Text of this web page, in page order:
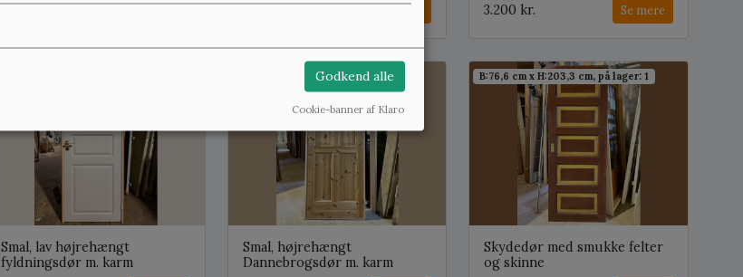
2.400 kr.
2.400 kr.
3.200 kr.
Se mere
Smal, lav højrehængt
fyldningsdør m. karm
B:77,1 cm x H:198,8 cm, på lager: 1
Smal, højrehængt
Dannebrogsdør m. karm
B:76,6 cm x H:203,3 cm, på lager: 1
Skydedør med smukke felter
og skinne
Godkend alle
Cookie-banner af Klaro